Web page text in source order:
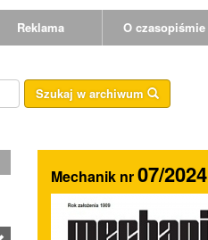
Reklama O czasopiśmie
Szukaj w archiwum
Mechanik nr07/2024